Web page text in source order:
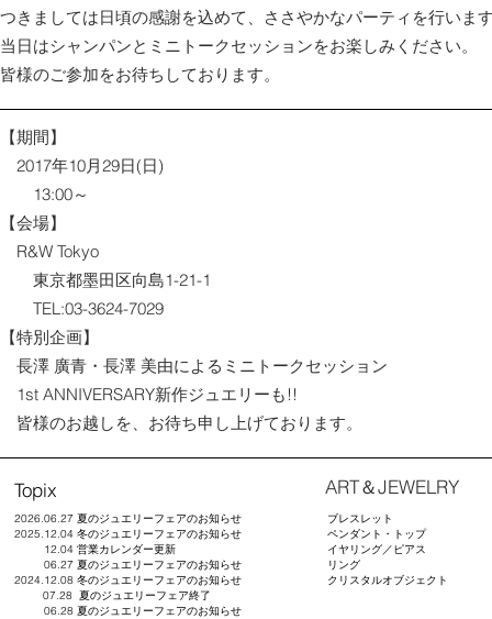
つきましては日頃の感謝を込めて、ささやかなパーティを行いま
当日はシャンパンとミニトークセッションをお楽しみください。
皆様のご参加をお待ちしております。
【期間】
2017年10月29日(日)
13:00～
【会場】
R&W Tokyo
東京都墨田区向島1-21-1
TEL:03-3624-7029
【特別企画】
長澤 廣青・長澤 美由によるミニトークセッション
1st ANNIVERSARY新作ジュエリーも!!
皆様のお越しを、お待ち申し上げております。
Topix ​ART＆JEWELRY
2026.06.27 夏のジュエリーフェアのお知らせ
2025.12.04 冬のジュエリーフェアのお知らせ
12.04 営業カレンダー更新
06.27 夏のジュエリーフェアのお知らせ
2024.12.08 冬のジュエリーフェアのお知らせ
07.28 夏のジュエリーフェア終了
06.28 夏のジュエリーフェアのお知らせ
ブレスレット
ペンダント・トップ
イヤリング／ピアス
リング
​クリスタルオブジェクト